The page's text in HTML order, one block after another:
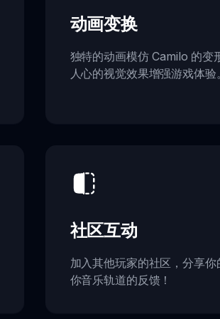
动画变换
独特的动画模仿 Camilo 的变
人心的视觉效果增强游戏体验。
社区互动
加入其他玩家的社区，分享
你音乐轨道的反馈！